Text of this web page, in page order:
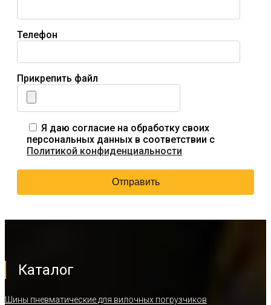
Телефон
Прикрепить файл
Я даю согласие на обработку своих
персональных данных в соответствии с
Политикой конфиденциальности
Каталог
Шины пневматические для вилочных погрузчиков